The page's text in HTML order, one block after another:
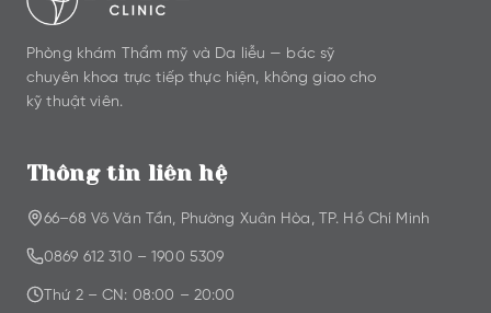
Phòng khám Thẩm mỹ và Da liễu — bác sỹ
chuyên khoa trực tiếp thực hiện, không giao cho
kỹ thuật viên.
Thông tin liên hệ
66–68 Võ Văn Tần, Phường Xuân Hòa, TP. Hồ Chí Minh
0869 612 310 –1900 5309
Thứ 2 – CN: 08:00 – 20:00